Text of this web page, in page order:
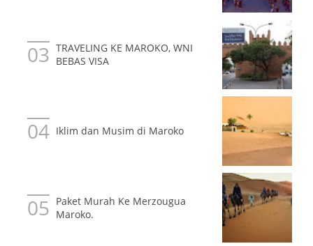
TRAVELING KE MAROKO, WNI
BEBAS VISA
Iklim dan Musim di Maroko
Paket Murah Ke Merzougua
Maroko.